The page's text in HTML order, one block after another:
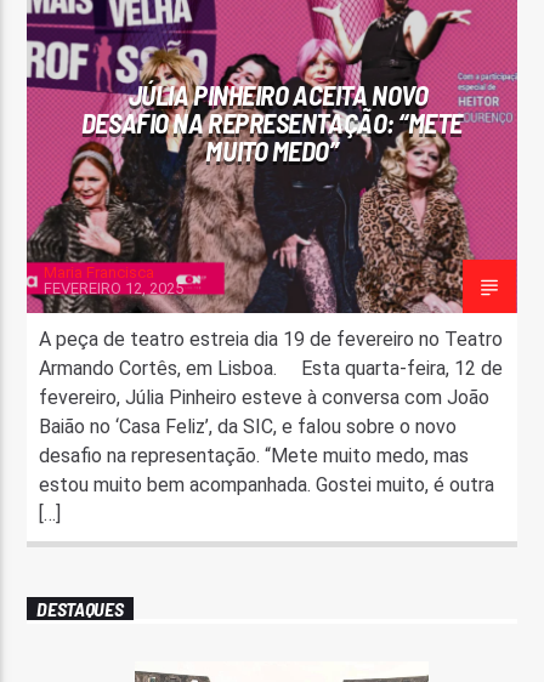
FAIXA ATUAL
TÍTULO
ARTISTA
ON FM
JÚLIA PINHEIRO ACEITA NOVO
DESAFIO NA REPRESENTAÇÃO: “METE
MUITO MEDO”
Maria Francisca
FEVEREIRO 12, 2025
A peça de teatro estreia dia 19 de fevereiro no Teatro
Armando Cortês, em Lisboa. Esta quarta-feira, 12 de
fevereiro, Júlia Pinheiro esteve à conversa com João
Baião no ‘Casa Feliz’, da SIC, e falou sobre o novo
desafio na representação. “Mete muito medo, mas
estou muito bem acompanhada. Gostei muito, é outra
[…]
DESTAQUES